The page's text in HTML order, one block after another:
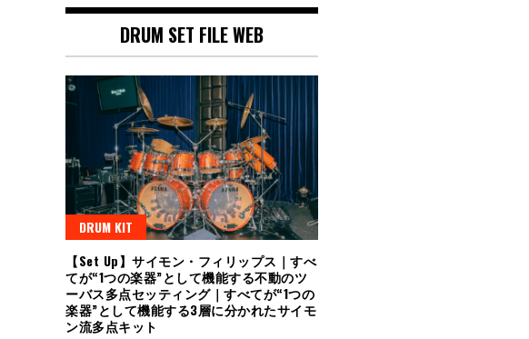
DRUM SET FILE WEB
DRUM KIT
【Set Up】サイモン・フィリップス｜すべ
てが“1つの楽器”として機能する不動のツ
ーバス多点セッティング｜すべてが“1つの
楽器”として機能する3層に分かれたサイモ
ン流多点キット